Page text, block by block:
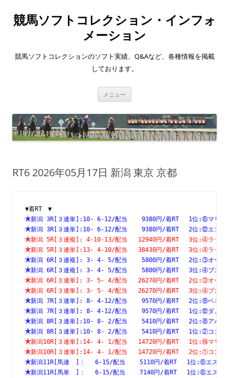
競馬ソフトコレクション・インフォ
メーション
競馬ソフトコレクションのソフト実績、Q&Aなど、各種情報を掲載
しております。
メニュー
ン
ツ
へ
ス
キ
RT6 2026年05月17日 新潟 東京 京都
▼着RT　▼
新潟 3R[３連単]:10- 6-12/配当    9380円/着RT　 1
新潟 3R[３連単]:10- 6-12/配当    9380円/着RT
新潟 5R[３連複]: 4-10-13/配当   12940円/着RT
新潟 5R[３連単]:13- 4-10/配当   38430円/着RT
新潟 6R[３連複]: 3- 4- 5/配当    5800円/着RT　
新潟 6R[３連複]: 3- 4- 5/配当    5800円/着RT　 3位
新潟 6R[３連単]: 3- 5- 4/配当   26270円/着RT　
新潟 6R[３連単]: 3- 5- 4/配当   26270円/着RT　 3位
新潟 7R[３連単]: 8- 4-12/配当    9570円/着RT
新潟 7R[３連単]: 8- 4-12/配当    9570円/着RT　
新潟 8R[３連単]:10- 8- 2/配当    5410円/着RT　
新潟 8R[３連単]:10- 8- 2/配当    5410円/着RT　
新潟10R[３連単]:14- 4- 1/配当   14720円/着RT　 1位:⑭マリア
新潟10R[３連単]:14- 4- 1/配当   14720円/着RT　 2位:①コンフ
新潟11R[馬連　]：　 6-15/配当    5110円/着RT　 1位:⑥エス
新潟11R[馬単　]：　 6-15/配当    7140円/着RT　 1位:⑥エス